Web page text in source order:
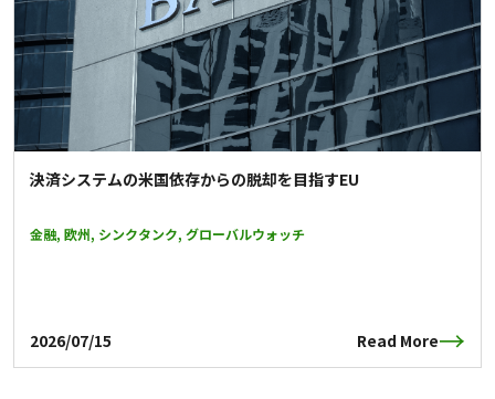
決済システムの米国依存からの脱却を目指すEU
金融, 欧州, シンクタンク, グローバルウォッチ
2026/07/15 Read More